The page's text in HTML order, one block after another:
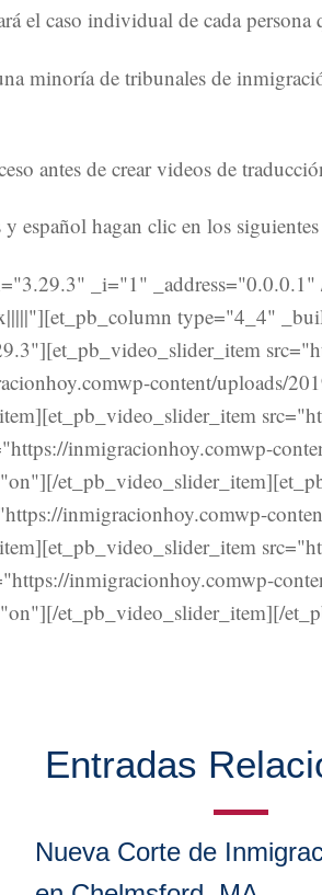
caso individual de cada persona
minoría de tribunales de
antes de crear videos de
español hagan clic en los
_i="1"
type="4_4"
content/uploads/
inmigracionhoy.comwp-
inmigracionhoy.comwp-
inmigracionhoy.comwp-
et_pb_video_slider_item][/
Entradas
Nueva Corte de